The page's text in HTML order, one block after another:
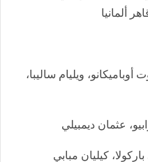
ألمانيا
ويليام ساليبا،
عثمان ديمبيلي
كيليان مبابي